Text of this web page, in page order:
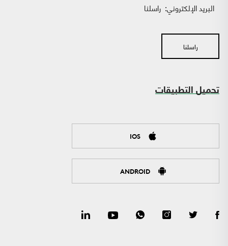
البريد الإلكتروني: راسلنا
راسلنا
تحميل التطبيقات
IOS
ANDROID